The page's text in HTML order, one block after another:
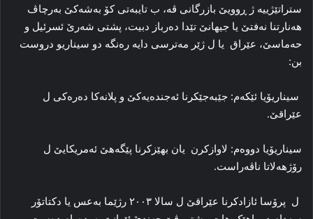
ستراتێژییە ژ ڕوویێ بازرگانی ڤە، ب تایبەتی کۆ بەشەکێ بەرچاڤ
هەنارتنا نەفتێ یا جیهانێ تێدا دەرباز دبیت، پشتی شەرێ ئسرئیل و
حەماسێ، عێراق یا ل ژێر مەترسی دایە رەنگە دو سیناریو دروست
بن:
سیناریۆیا ئێکەم: جێبەجێکرنا ئەجندەیەکێ و پلانەکا دەرەکی ل
عێراقێ.
سیناریۆیا دووەم: لاوازکرن یان بهێزکرنا پێگەهێ ئەمریکایێ ل
رۆژهەلاتا ناڤەراست.
ل پرۆسا ئازادکرنا عێراقێ ل سالا ۲۰۰۳ رژێما بەعس یا دکتاتۆر